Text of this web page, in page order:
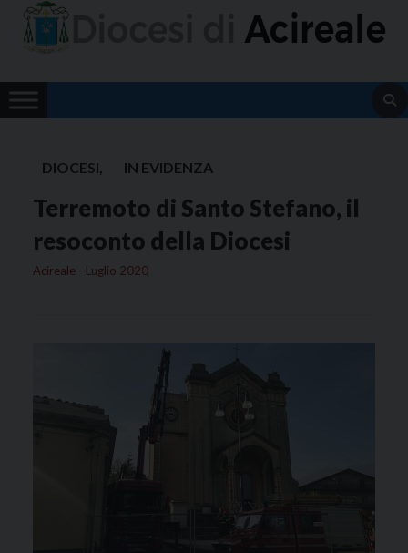
Skip
DIOCESI, IN EVIDENZA
Terremoto di Santo Stefano, il
resoconto della Diocesi
Acireale - Luglio 2020